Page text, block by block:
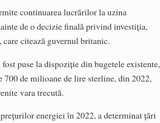
continuarea lucrărilor la uzina
de o decizie finală privind investiţia,
care citează guvernul britanic.
puse la dispoziţie din bugetele existente,
700 de milioane de lire sterline, din 2022,
vara trecută.
energiei în 2022, a determinat ţări